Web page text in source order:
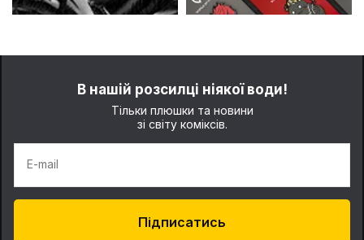
В нашій розсилці ніякої води!
Тільки плюшки та новини
зі світу коміксів.
E-mail
Підписатись